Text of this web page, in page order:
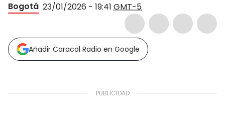
Bogotá 23/01/2026 - 19:41 GMT-5
Añadir Caracol Radio en Google